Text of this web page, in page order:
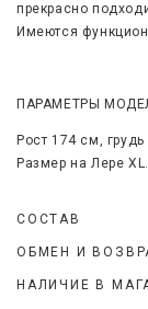
прекрасно
Имеются
ПАРАМЕТРЫ
Рост 174 см,
Размер на Лере XL.
СОСТАВ
ОБМЕН И
НАЛИЧИЕ В